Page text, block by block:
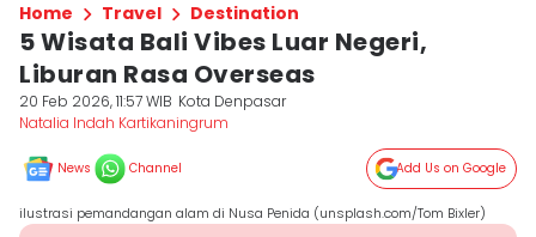
Home Travel Destination
5 Wisata Bali Vibes Luar Negeri,
Liburan Rasa Overseas
20 Feb 2026, 11:57 WIB Kota Denpasar
Natalia Indah Kartikaningrum
News Channel Add Us on Google
ilustrasi pemandangan alam di Nusa Penida (unsplash.com/Tom Bixler)